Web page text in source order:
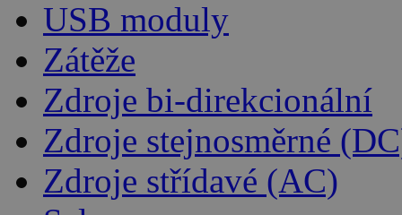
USB moduly
Zátěže
Zdroje bi-direkcionální
Zdroje stejnosměrné
Zdroje střídavé (AC)